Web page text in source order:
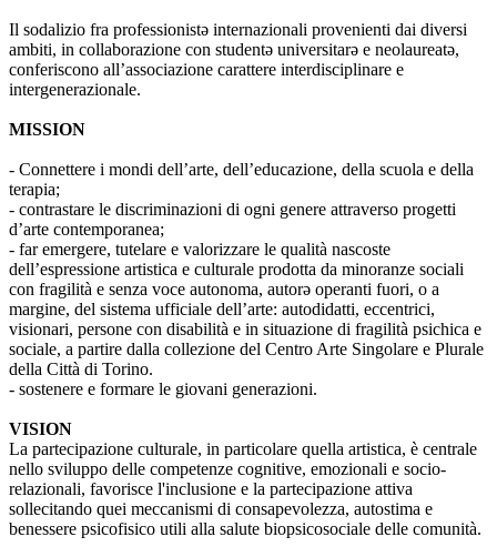
Il sodalizio fra professionistə internazionali provenienti dai diversi
ambiti, in collaborazione con studentə universitarə e neolaureatə,
conferiscono all’associazione carattere interdisciplinare e
intergenerazionale.
MISSION
- Connettere i mondi dell’arte, dell’educazione, della scuola e della
terapia;
- contrastare le discriminazioni di ogni genere attraverso progetti
d’arte contemporanea;
- far emergere, tutelare e valorizzare le qualità nascoste
dell’espressione artistica e culturale prodotta da minoranze sociali
con fragilità e senza voce autonoma, autorə operanti fuori, o a
margine, del sistema ufficiale dell’arte: autodidatti, eccentrici,
visionari, persone con disabilità e in situazione di fragilità psichica e
sociale, a partire dalla collezione del Centro Arte Singolare e Plurale
della Città di Torino.
- sostenere e formare le giovani generazioni.
VISION
La partecipazione culturale, in particolare quella artistica, è centrale
nello sviluppo delle competenze cognitive, emozionali e socio-
relazionali, favorisce l'inclusione e la partecipazione attiva
sollecitando quei meccanismi di consapevolezza, autostima e
benessere psicofisico utili alla salute biopsicosociale delle comunità.